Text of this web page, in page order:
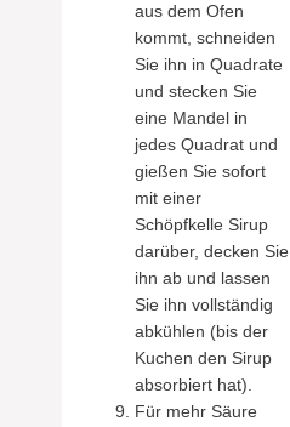
aus dem Ofen
kommt, schneiden
Sie ihn in Quadrate
und stecken Sie
eine Mandel in
jedes Quadrat und
gießen Sie sofort
mit einer
Schöpfkelle Sirup
darüber, decken Sie
ihn ab und lassen
Sie ihn vollständig
abkühlen (bis der
Kuchen den Sirup
absorbiert hat).
Für mehr Säure